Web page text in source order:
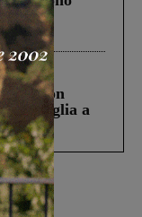
il
la figlia a